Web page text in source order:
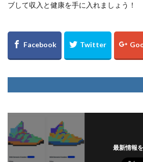
ブして収入と健康を手に入れましょう！
最新情報